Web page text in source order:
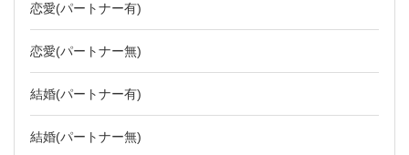
恋愛(パートナー有)
恋愛(パートナー無)
結婚(パートナー有)
結婚(パートナー無)